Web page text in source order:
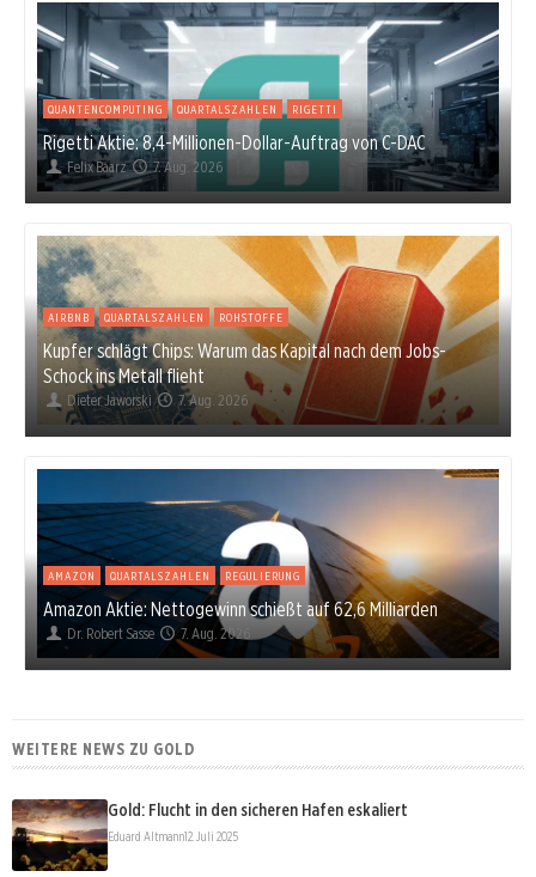
QUANTENCOMPUTING QUARTALSZAHLEN RIGETTI
Rigetti Aktie: 8,4-Millionen-Dollar-Auftrag von C-DAC
Felix Baarz 7. Aug. 2026
AIRBNB QUARTALSZAHLEN ROHSTOFFE
Kupfer schlägt Chips: Warum das Kapital nach dem Jobs-
Schock ins Metall flieht
Dieter Jaworski 7. Aug. 2026
AMAZON QUARTALSZAHLEN REGULIERUNG
Amazon Aktie: Nettogewinn schießt auf 62,6 Milliarden
Dr. Robert Sasse 7. Aug. 2026
WEITERE NEWS ZU GOLD
Gold: Flucht in den sicheren Hafen eskaliert
Eduard Altmann12. Juli 2025